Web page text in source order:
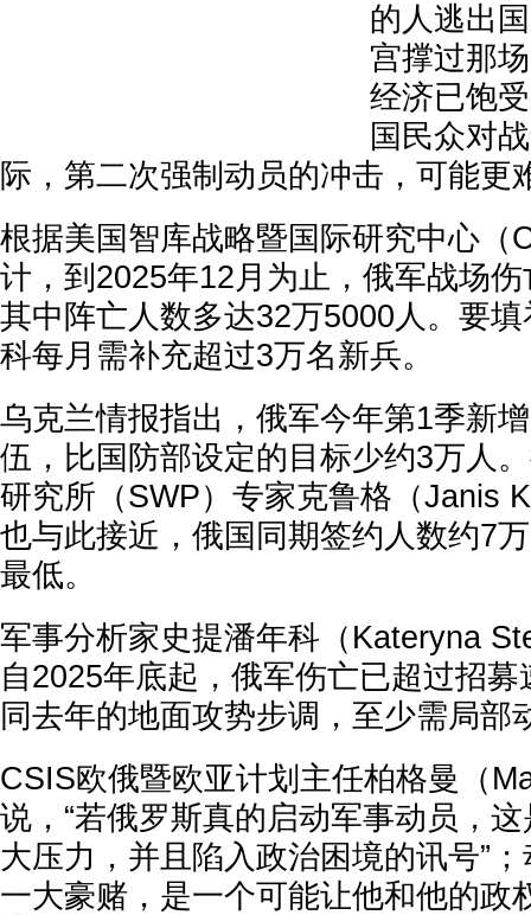
的人逃出
宫撑过那
经济已饱
国民众对
际，第二次强制动员的冲击，可能更
根据美国智库战略暨国际研究中心（
计，到2025年12月为止，俄军战场
其中阵亡人数多达32万5000人。要
科每月需补充超过3万名新兵。
乌克兰情报指出，俄军今年第1季新
伍，比国防部设定的目标少约3万人
研究所（SWP）专家克鲁格（Janis
也与此接近，俄国同期签约人数约7
最低。
军事分析家史提潘年科（Kateryna
自2025年底起，俄军伤亡已超过招
同去年的地面攻势步调，至少需局部
CSIS欧俄暨欧亚计划主任柏格曼（
说，“若俄罗斯真的启动军事动员，
大压力，并且陷入政治困境的讯号”
一大豪赌，是一个可能让他和他的政